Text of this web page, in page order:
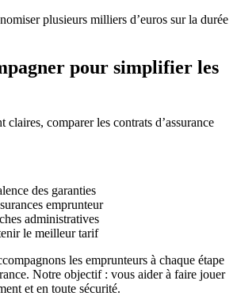
plusieurs milliers d’euros sur la durée
pour simplifier les
claires, comparer les contrats d’assurance
des garanties
emprunteur
administratives
le meilleur tarif
les emprunteurs à chaque étape
Notre objectif : vous aider à faire jouer
et en toute sécurité.